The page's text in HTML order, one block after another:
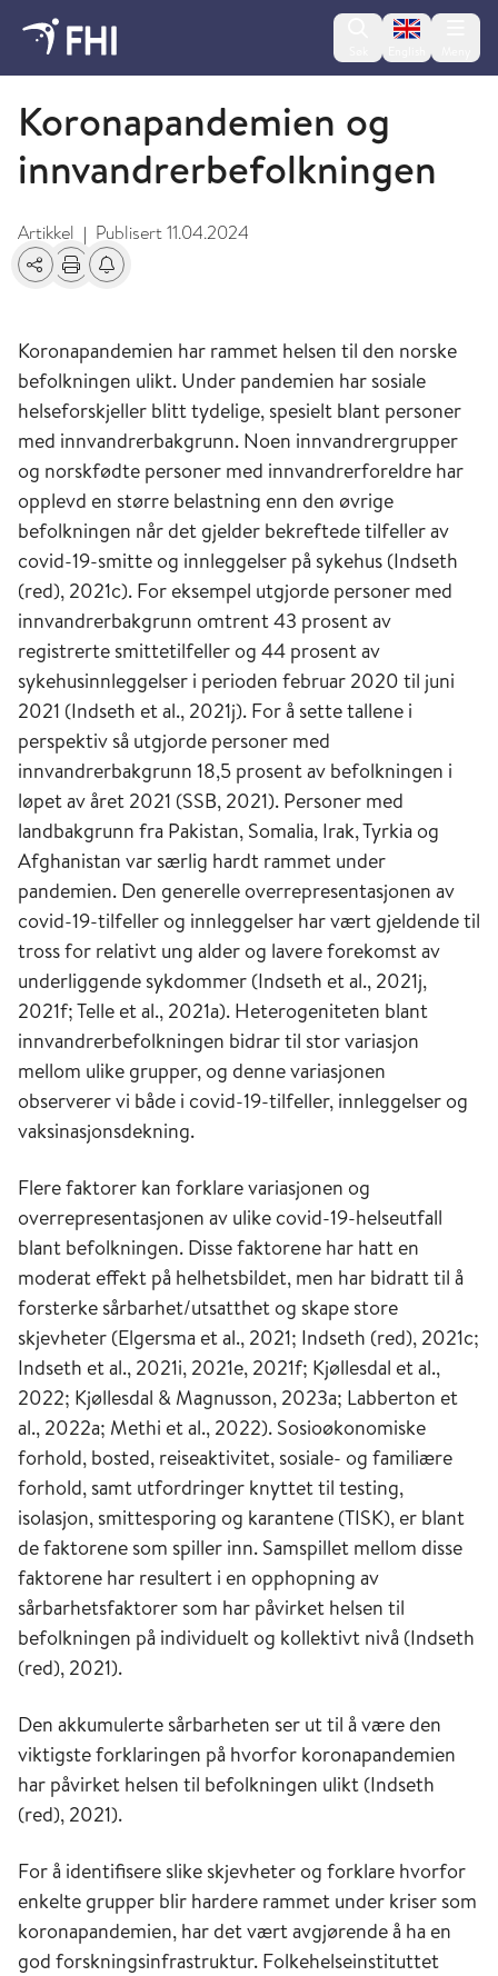
Change
Migrasjonshelse
Koronapandemien og
innvandrerbefolkningen
Artikkel | Publisert11.04.2024
Del Skriv utFå varsel om endringer
Koronapandemien har rammet helsen til den norske
befolkningen ulikt. Under pandemien har sosiale
helseforskjeller blitt tydelige, spesielt blant personer
med innvandrerbakgrunn. Noen innvandrergrupper
og norskfødte personer med innvandrerforeldre har
opplevd en større belastning enn den øvrige
befolkningen når det gjelder bekreftede tilfeller av
covid-19-smitte og innleggelser på sykehus (Indseth
(red), 2021c). For eksempel utgjorde personer med
innvandrerbakgrunn omtrent 43 prosent av
registrerte smittetilfeller og 44 prosent av
sykehusinnleggelser i perioden februar 2020 til juni
2021 (Indseth et al., 2021j). For å sette tallene i
perspektiv så utgjorde personer med
innvandrerbakgrunn 18,5 prosent av befolkningen i
løpet av året 2021 (SSB, 2021). Personer med
landbakgrunn fra Pakistan, Somalia, Irak, Tyrkia og
Afghanistan var særlig hardt rammet under
pandemien. Den generelle overrepresentasjonen av
covid-19-tilfeller og innleggelser har vært gjeldende til
tross for relativt ung alder og lavere forekomst av
underliggende sykdommer (Indseth et al., 2021j,
2021f; Telle et al., 2021a). Heterogeniteten blant
innvandrerbefolkningen bidrar til stor variasjon
mellom ulike grupper, og denne variasjonen
observerer vi både i covid-19-tilfeller, innleggelser og
vaksinasjonsdekning.
Flere faktorer kan forklare variasjonen og
overrepresentasjonen av ulike covid-19-helseutfall
blant befolkningen. Disse faktorene har hatt en
moderat effekt på helhetsbildet, men har bidratt til å
forsterke sårbarhet/utsatthet og skape store
skjevheter (Elgersma et al., 2021; Indseth (red), 2021c;
Indseth et al., 2021i, 2021e, 2021f; Kjøllesdal et al.,
2022; Kjøllesdal & Magnusson, 2023a; Labberton et
al., 2022a; Methi et al., 2022). Sosioøkonomiske
forhold, bosted, reiseaktivitet, sosiale- og familiære
forhold, samt utfordringer knyttet til testing,
isolasjon, smittesporing og karantene (TISK), er blant
de faktorene som spiller inn. Samspillet mellom disse
faktorene har resultert i en opphopning av
sårbarhetsfaktorer som har påvirket helsen til
befolkningen på individuelt og kollektivt nivå (Indseth
(red), 2021).
Den akkumulerte sårbarheten ser ut til å være den
viktigste forklaringen på hvorfor koronapandemien
har påvirket helsen til befolkningen ulikt (Indseth
(red), 2021).
For å identifisere slike skjevheter og forklare hvorfor
enkelte grupper blir hardere rammet under kriser som
koronapandemien, har det vært avgjørende å ha en
god forskningsinfrastruktur. Folkehelseinstituttet